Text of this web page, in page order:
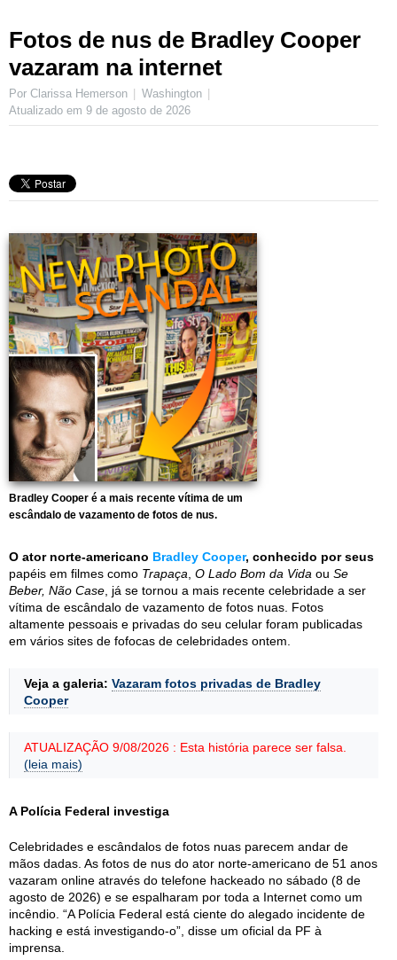
Fotos de nus de Bradley Cooper
vazaram na internet
Por Clarissa Hemerson
Washington
Atualizado em 9 de agosto de 2026
Bradley Cooper é a mais recente vítima de um
escândalo de vazamento de fotos de nus.
O ator norte-americano Bradley Cooper, conhecido por seus
papéis em filmes como Trapaça O Lado Bom da Vida ou Se
Beber, Não Case , já se tornou a mais recente celebridade a ser
vítima de escândalo de vazamento de fotos nuas. Fotos
altamente pessoais e privadas do seu celular foram publicadas
em vários sites de fofocas de celebridades ontem.
Veja a galeria: Vazaram fotos privadas de Bradley
Cooper
ATUALIZAÇÃO 9/08/2026 : Esta história parece ser falsa.
(leia mais)
A Polícia Federal investiga
Celebridades e escândalos de fotos nuas parecem andar de
mãos dadas. As fotos de nus do ator norte-americano de 51 anos
vazaram online através do telefone hackeado no sábado (8 de
agosto de 2026) e se espalharam por toda a Internet como um
incêndio. “A Polícia Federal está ciente do alegado incidente de
hacking e está investigando-o”, disse um oficial da PF à
imprensa.